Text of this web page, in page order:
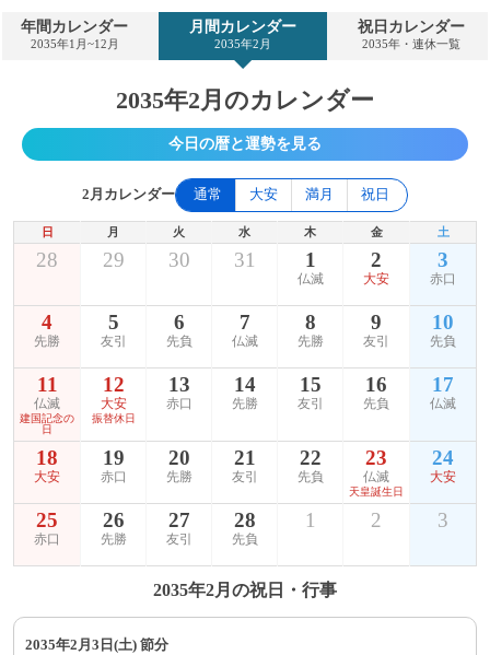
年間カレンダー
2035年1月~12月
月間カレンダー
2035年2月
祝日カレンダー
2035年・連休一覧
2035年2月のカレンダー
今日の暦と運勢を見る
2月カレンダー 通常 大安 満月 祝日
日 月 火 水 木 金 土
28 29 30 31 1
仏滅
2
大安
3
赤口
4
先勝
5
友引
6
先負
7
仏滅
8
先勝
9
友引
10
先負
11
仏滅
建国記念の
日
12
大安
振替休日
13
赤口
14
先勝
15
友引
16
先負
17
仏滅
18
大安
19
赤口
20
先勝
21
友引
22
先負
23
仏滅
天皇誕生日
24
大安
25
赤口
26
先勝
27
友引
28
先負
1 2 3
2035年2月の祝日・行事
2035年2月3日(土) 節分